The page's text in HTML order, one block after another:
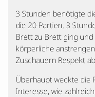
Kontakt
3 Stunden benötigte
die 20 Partien, 3
Brett zu Brett ging
körperliche
Zuschauern Respekt
Überhaupt weckte die
Interesse, wie